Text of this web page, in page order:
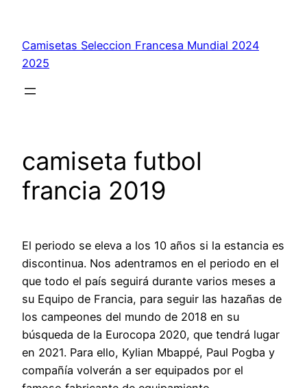
contenido
Camisetas Seleccion Francesa Mundial 2024
2025
camiseta futbol
francia 2019
El periodo se eleva a los 10 años si la estancia es
discontinua. Nos adentramos en el periodo en el
que todo el país seguirá durante varios meses a
su Equipo de Francia, para seguir las hazañas de
los campeones del mundo de 2018 en su
búsqueda de la Eurocopa 2020, que tendrá lugar
en 2021. Para ello, Kylian Mbappé, Paul Pogba y
compañía volverán a ser equipados por el